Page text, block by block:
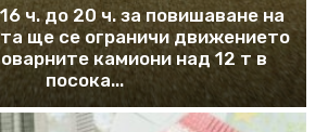
ч. до 20 ч. за повишаване на
ще се ограничи движението
камиони над 12 т в
посока...